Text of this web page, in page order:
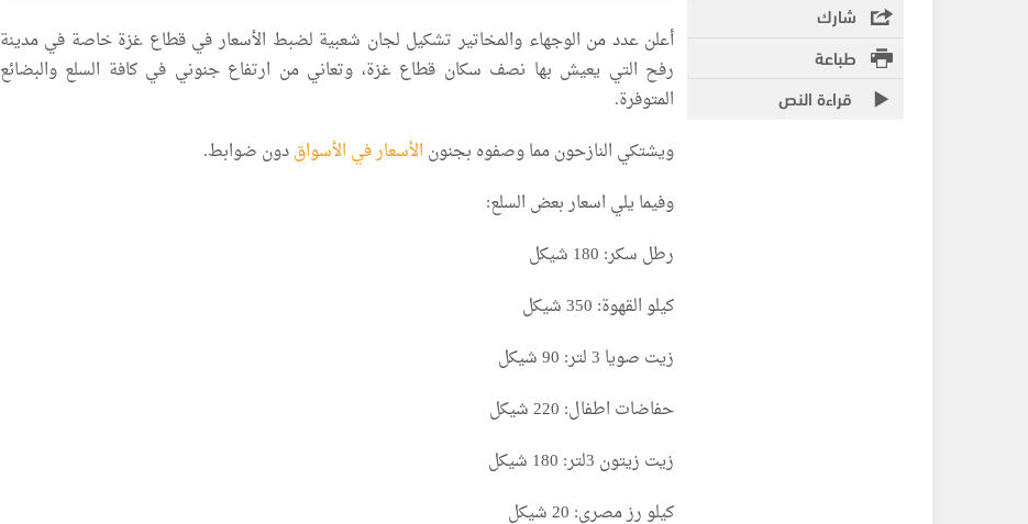
شارك
طباعة
قراءة النص
أعلن عدد من الوجهاء والمخاتير تشكيل لجان شعبية لضبط الأسعار في قطاع غزة خاصة في مدينة
رفح التي يعيش بها نصف سكان قطاع غزة، وتعاني من ارتفاع جنوني في كافة السلع والبضائع
المتوفرة.
ويشتكي النازحون مما وصفوه بجنون الأسعار في الأسواقدون ضوابط.
وفيما يلي اسعار بعض السلع:
رطل سكر: 180 شيكل
كيلو القهوة: 350 شيكل
زيت صويا 3 لتر: 90 شيكل
حفاضات اطفال: 220 شيكل
زيت زيتون 3لتر: 180 شيكل
كيلو رز مصري: 20 شيكل